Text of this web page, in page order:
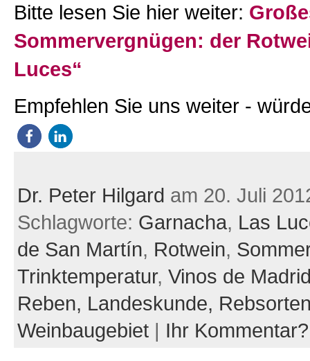
Bitte lesen Sie hier weiter:
Sommervergnügen: der
Luces“
Empfehlen Sie uns weiter -
Dr. Peter Hilgard am 20. Juli
Schlagworte: Garnacha, Las
de San Martín, Rotwein, Sommer
Trinktemperatur, Vinos de
Reben, Landeskunde,
Weinbaugebiet| Ihr Kommentar?